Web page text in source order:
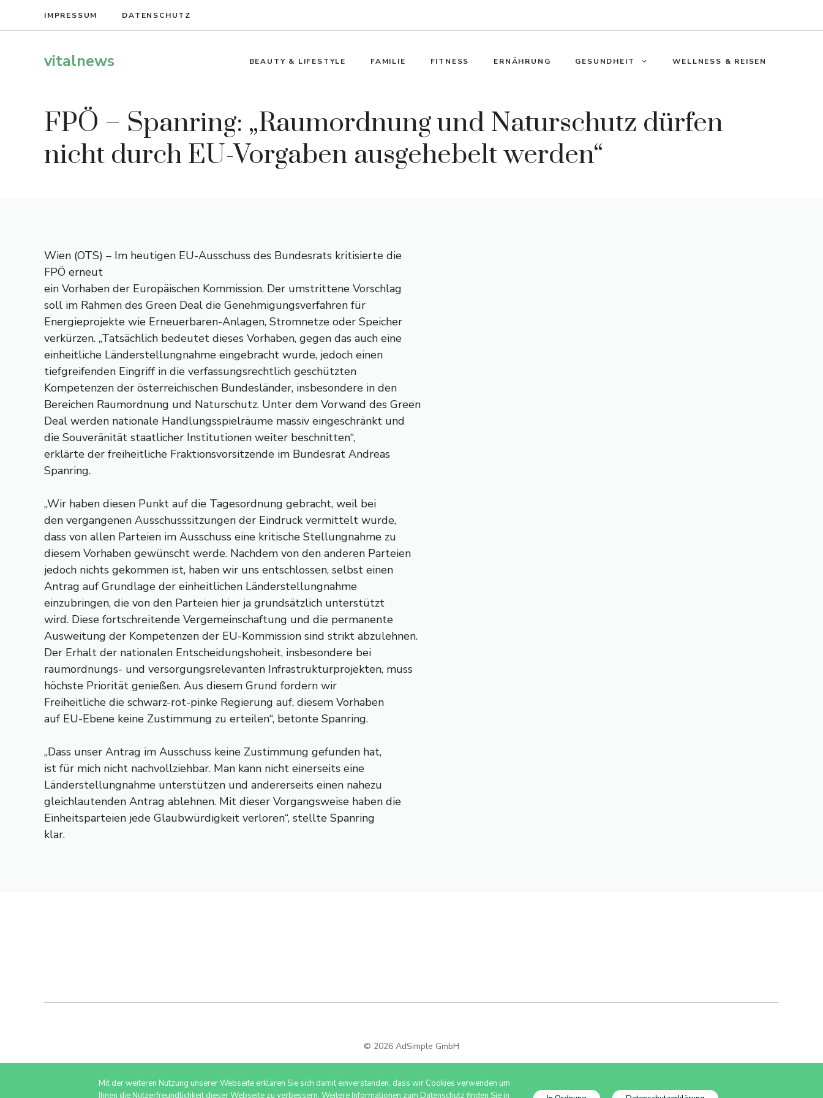
IMPRESSUM DATENSCHUTZ
vitalnews BEAUTY & LIFESTYLE FAMILIE FITNESS ERNÄHRUNG GESUNDHEIT WELLNESS & REISEN
FPÖ – Spanring: „Raumordnung und Naturschutz dürfen
nicht durch EU-Vorgaben ausgehebelt werden“
Wien (OTS) – Im heutigen EU-Ausschuss des Bundesrats kritisierte die
FPÖ erneut
ein Vorhaben der Europäischen Kommission. Der umstrittene Vorschlag
soll im Rahmen des Green Deal die Genehmigungsverfahren für
Energieprojekte wie Erneuerbaren-Anlagen, Stromnetze oder Speicher
verkürzen. „Tatsächlich bedeutet dieses Vorhaben, gegen das auch eine
einheitliche Länderstellungnahme eingebracht wurde, jedoch einen
tiefgreifenden Eingriff in die verfassungsrechtlich geschützten
Kompetenzen der österreichischen Bundesländer, insbesondere in den
Bereichen Raumordnung und Naturschutz. Unter dem Vorwand des Green
Deal werden nationale Handlungsspielräume massiv eingeschränkt und
die Souveränität staatlicher Institutionen weiter beschnitten“,
erklärte der freiheitliche Fraktionsvorsitzende im Bundesrat Andreas
Spanring.
„Wir haben diesen Punkt auf die Tagesordnung gebracht, weil bei
den vergangenen Ausschusssitzungen der Eindruck vermittelt wurde,
dass von allen Parteien im Ausschuss eine kritische Stellungnahme zu
diesem Vorhaben gewünscht werde. Nachdem von den anderen Parteien
jedoch nichts gekommen ist, haben wir uns entschlossen, selbst einen
Antrag auf Grundlage der einheitlichen Länderstellungnahme
einzubringen, die von den Parteien hier ja grundsätzlich unterstützt
wird. Diese fortschreitende Vergemeinschaftung und die permanente
Ausweitung der Kompetenzen der EU-Kommission sind strikt abzulehnen.
Der Erhalt der nationalen Entscheidungshoheit, insbesondere bei
raumordnungs- und versorgungsrelevanten Infrastrukturprojekten, muss
höchste Priorität genießen. Aus diesem Grund fordern wir
Freiheitliche die schwarz-rot-pinke Regierung auf, diesem Vorhaben
auf EU-Ebene keine Zustimmung zu erteilen“, betonte Spanring.
„Dass unser Antrag im Ausschuss keine Zustimmung gefunden hat,
ist für mich nicht nachvollziehbar. Man kann nicht einerseits eine
Länderstellungnahme unterstützen und andererseits einen nahezu
gleichlautenden Antrag ablehnen. Mit dieser Vorgangsweise haben die
Einheitsparteien jede Glaubwürdigkeit verloren“, stellte Spanring
klar.
© 2026 AdSimple GmbH
Mit der weiteren Nutzung unserer Webseite erklären Sie sich damit einverstanden, dass wir Cookies verwenden um
Ihnen die Nutzerfreundlichkeit dieser Webseite zu verbessern. Weitere Informationen zum Datenschutz finden Sie in